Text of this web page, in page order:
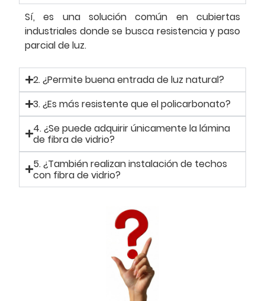
Sí, es una solución común en cubiertas
industriales donde se busca resistencia y paso
parcial de luz.
2. ¿Permite buena entrada de luz natural?
3. ¿Es más resistente que el policarbonato?
4. ¿Se puede adquirir únicamente la lámina
de fibra de vidrio?
5. ¿También realizan instalación de techos
con fibra de vidrio?